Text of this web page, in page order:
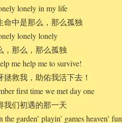
lonely in my life
命中是那么，那么孤独
lonely lonely
，那么，那么孤独
me help me to survive!
拯救我，助佑我活下去！
first time we met day one
我们初遇的那一天
the garden’ playin’ games heaven’ fun